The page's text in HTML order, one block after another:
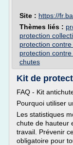
Site : https://
Thèmes liés :
protection
protection
protection
chutes
Kit de
FAQ - Kit
Pourquoi utiliser
Les statistiques
chute de hauteur
travail. Prévenir
obligatoire pour